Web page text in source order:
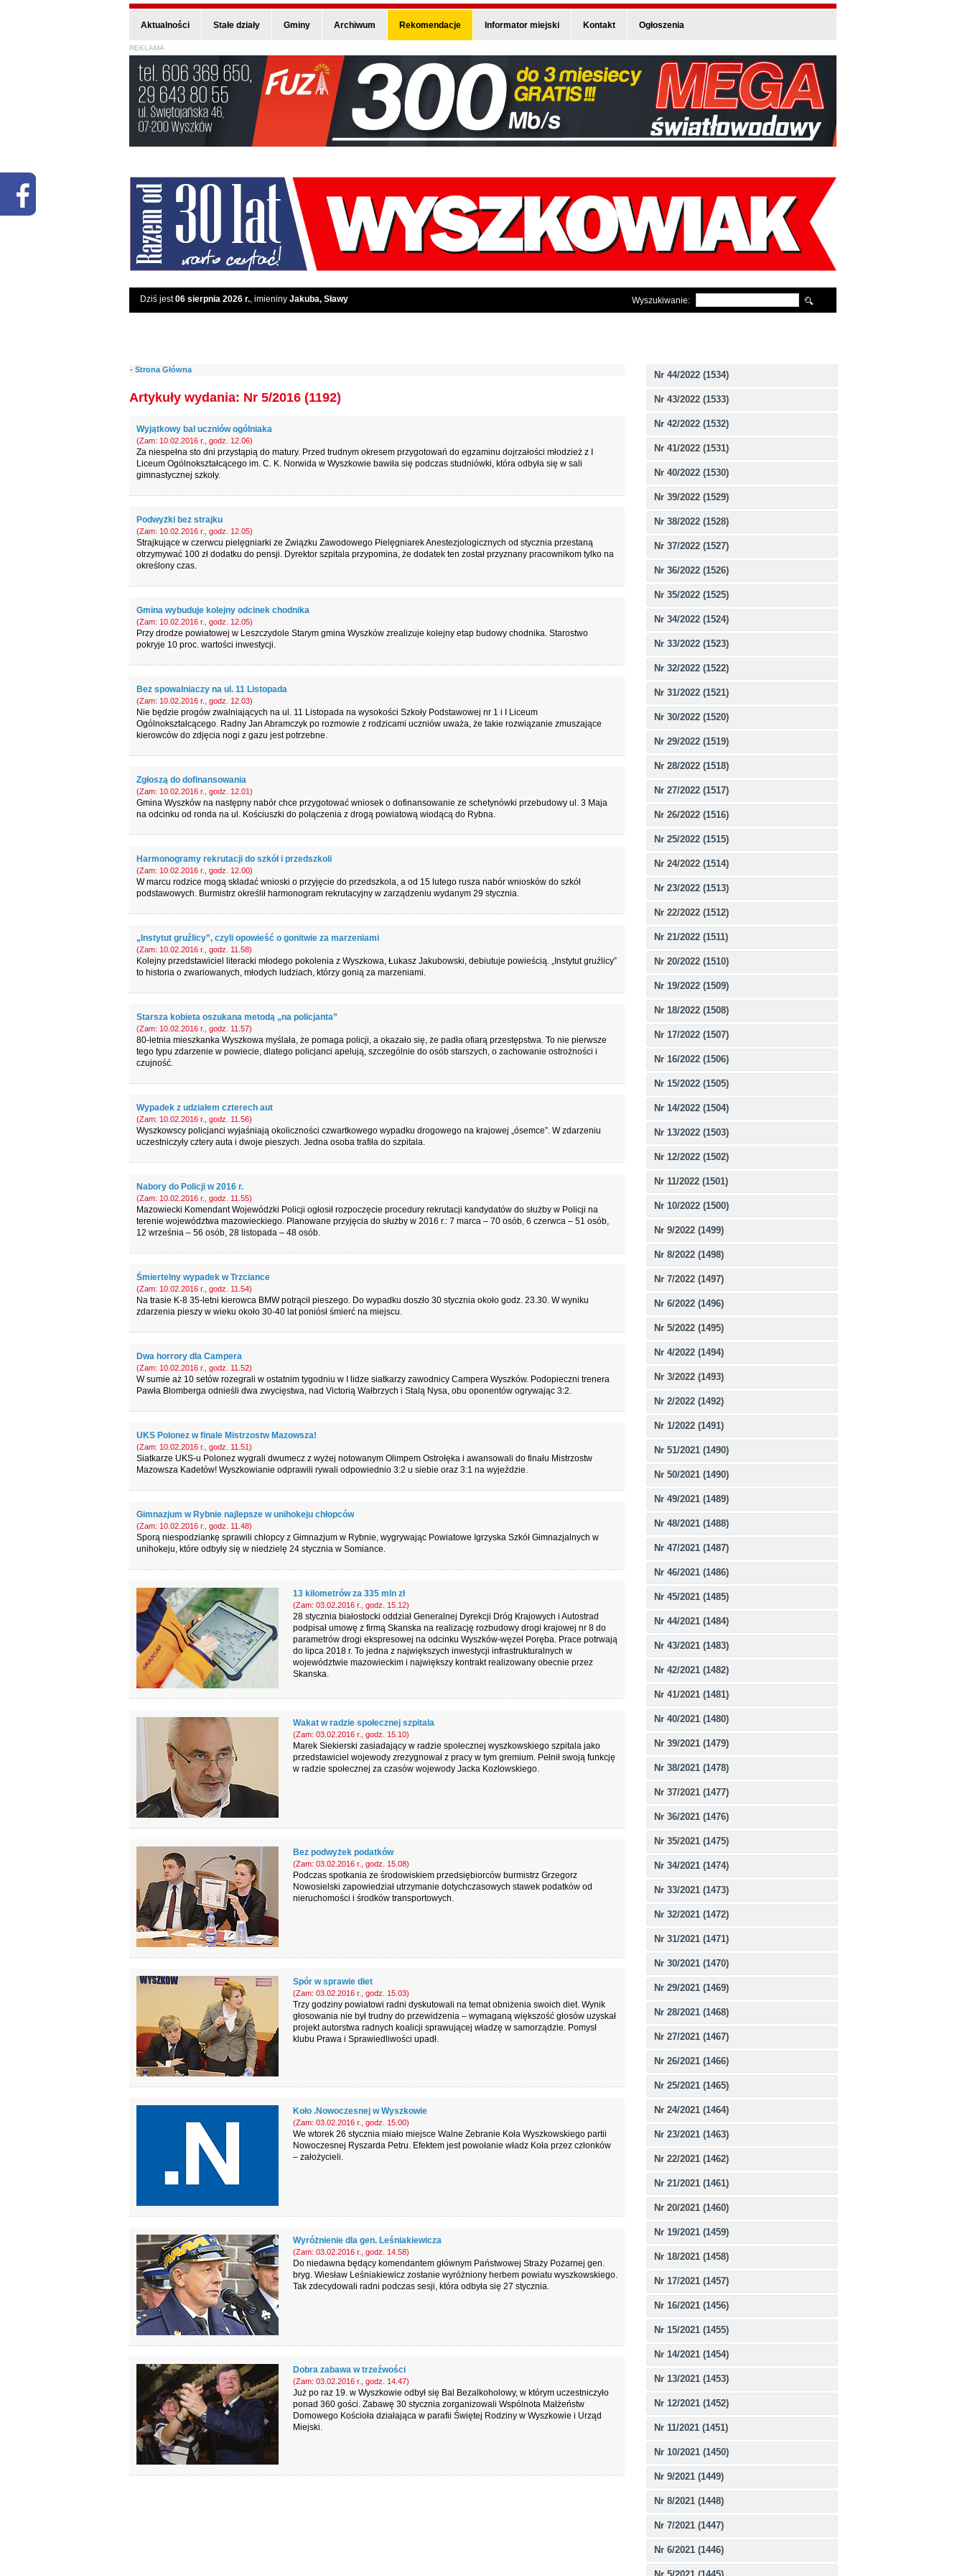
Aktualności Stałe działy Gminy Archiwum Rekomendacje Informator miejski Kontakt Ogłoszenia
REKLAMA
Dziś jest06 sierpnia 2026 r., imieniny Jakuba, Sławy Wyszukiwanie:
Nr 44/2022 (1534)
Nr 43/2022 (1533)
Nr 42/2022 (1532)
Nr 41/2022 (1531)
Nr 40/2022 (1530)
Nr 39/2022 (1529)
Nr 38/2022 (1528)
Nr 37/2022 (1527)
Nr 36/2022 (1526)
Nr 35/2022 (1525)
Nr 34/2022 (1524)
Nr 33/2022 (1523)
Nr 32/2022 (1522)
Nr 31/2022 (1521)
Nr 30/2022 (1520)
Nr 29/2022 (1519)
Nr 28/2022 (1518)
Nr 27/2022 (1517)
Nr 26/2022 (1516)
Nr 25/2022 (1515)
Nr 24/2022 (1514)
Nr 23/2022 (1513)
Nr 22/2022 (1512)
Nr 21/2022 (1511)
Nr 20/2022 (1510)
Nr 19/2022 (1509)
Nr 18/2022 (1508)
Nr 17/2022 (1507)
Nr 16/2022 (1506)
Nr 15/2022 (1505)
Nr 14/2022 (1504)
Nr 13/2022 (1503)
Nr 12/2022 (1502)
Nr 11/2022 (1501)
Nr 10/2022 (1500)
Nr 9/2022 (1499)
Nr 8/2022 (1498)
Nr 7/2022 (1497)
Nr 6/2022 (1496)
Nr 5/2022 (1495)
Nr 4/2022 (1494)
Nr 3/2022 (1493)
Nr 2/2022 (1492)
Nr 1/2022 (1491)
Nr 51/2021 (1490)
Nr 50/2021 (1490)
Nr 49/2021 (1489)
Nr 48/2021 (1488)
Nr 47/2021 (1487)
Nr 46/2021 (1486)
Nr 45/2021 (1485)
Nr 44/2021 (1484)
Nr 43/2021 (1483)
Nr 42/2021 (1482)
Nr 41/2021 (1481)
Nr 40/2021 (1480)
Nr 39/2021 (1479)
Nr 38/2021 (1478)
Nr 37/2021 (1477)
Nr 36/2021 (1476)
Nr 35/2021 (1475)
Nr 34/2021 (1474)
Nr 33/2021 (1473)
Nr 32/2021 (1472)
Nr 31/2021 (1471)
Nr 30/2021 (1470)
Nr 29/2021 (1469)
Nr 28/2021 (1468)
Nr 27/2021 (1467)
Nr 26/2021 (1466)
Nr 25/2021 (1465)
Nr 24/2021 (1464)
Nr 23/2021 (1463)
Nr 22/2021 (1462)
Nr 21/2021 (1461)
Nr 20/2021 (1460)
Nr 19/2021 (1459)
Nr 18/2021 (1458)
Nr 17/2021 (1457)
Nr 16/2021 (1456)
Nr 15/2021 (1455)
Nr 14/2021 (1454)
Nr 13/2021 (1453)
Nr 12/2021 (1452)
Nr 11/2021 (1451)
Nr 10/2021 (1450)
Nr 9/2021 (1449)
Nr 8/2021 (1448)
Nr 7/2021 (1447)
Nr 6/2021 (1446)
- Strona Główna
Artykuły wydania: Nr 5/2016 (1192)
Wyjątkowy bal uczniów ogólniaka
(Zam: 10.02.2016 r., godz. 12.06)
Za niespełna sto dni przystąpią do matury. Przed trudnym okresem przygotowań do egzaminu dojrzałości młodzież z I
Liceum Ogólnokształcącego im. C. K. Norwida w Wyszkowie bawiła się podczas studniówki, która odbyła się w sali
gimnastycznej szkoły.
Podwyżki bez strajku
(Zam: 10.02.2016 r., godz. 12.05)
Strajkujące w czerwcu pielęgniarki ze Związku Zawodowego Pielęgniarek Anestezjologicznych od stycznia przestaną
otrzymywać 100 zł dodatku do pensji. Dyrektor szpitala przypomina, że dodatek ten został przyznany pracownikom tylko na
określony czas.
Gmina wybuduje kolejny odcinek chodnika
(Zam: 10.02.2016 r., godz. 12.05)
Przy drodze powiatowej w Leszczydole Starym gmina Wyszków zrealizuje kolejny etap budowy chodnika. Starostwo
pokryje 10 proc. wartości inwestycji.
Bez spowalniaczy na ul. 11 Listopada
(Zam: 10.02.2016 r., godz. 12.03)
Nie będzie progów zwalniających na ul. 11 Listopada na wysokości Szkoły Podstawowej nr 1 i I Liceum
Ogólnokształcącego. Radny Jan Abramczyk po rozmowie z rodzicami uczniów uważa, że takie rozwiązanie zmuszające
kierowców do zdjęcia nogi z gazu jest potrzebne.
Zgłoszą do dofinansowania
(Zam: 10.02.2016 r., godz. 12.01)
Gmina Wyszków na następny nabór chce przygotować wniosek o dofinansowanie ze schetynówki przebudowy ul. 3 Maja
na odcinku od ronda na ul. Kościuszki do połączenia z drogą powiatową wiodącą do Rybna.
Harmonogramy rekrutacji do szkół i przedszkoli
(Zam: 10.02.2016 r., godz. 12.00)
W marcu rodzice mogą składać wnioski o przyjęcie do przedszkola, a od 15 lutego rusza nabór wniosków do szkół
podstawowych. Burmistrz określił harmonogram rekrutacyjny w zarządzeniu wydanym 29 stycznia.
„Instytut gruźlicy”, czyli opowieść o gonitwie za marzeniami
(Zam: 10.02.2016 r., godz. 11.58)
Kolejny przedstawiciel literacki młodego pokolenia z Wyszkowa, Łukasz Jakubowski, debiutuje powieścią. „Instytut gruźlicy”
to historia o zwariowanych, młodych ludziach, którzy gonią za marzeniami.
Starsza kobieta oszukana metodą „na policjanta”
(Zam: 10.02.2016 r., godz. 11.57)
80-letnia mieszkanka Wyszkowa myślała, że pomaga policji, a okazało się, że padła ofiarą przestępstwa. To nie pierwsze
tego typu zdarzenie w powiecie, dlatego policjanci apelują, szczególnie do osób starszych, o zachowanie ostrożności i
czujność.
Wypadek z udziałem czterech aut
(Zam: 10.02.2016 r., godz. 11.56)
Wyszkowscy policjanci wyjaśniają okoliczności czwartkowego wypadku drogowego na krajowej „ósemce”. W zdarzeniu
uczestniczyły cztery auta i dwoje pieszych. Jedna osoba trafiła do szpitala.
Nabory do Policji w 2016 r.
(Zam: 10.02.2016 r., godz. 11.55)
Mazowiecki Komendant Wojewódzki Policji ogłosił rozpoczęcie procedury rekrutacji kandydatów do służby w Policji na
terenie województwa mazowieckiego. Planowane przyjęcia do służby w 2016 r.: 7 marca – 70 osób, 6 czerwca – 51 osób,
12 września – 56 osób, 28 listopada – 48 osób.
Śmiertelny wypadek w Trzciance
(Zam: 10.02.2016 r., godz. 11.54)
Na trasie K-8 35-letni kierowca BMW potrącił pieszego. Do wypadku doszło 30 stycznia około godz. 23.30. W wyniku
zdarzenia pieszy w wieku około 30-40 lat poniósł śmierć na miejscu.
Dwa horrory dla Campera
(Zam: 10.02.2016 r., godz. 11.52)
W sumie aż 10 setów rozegrali w ostatnim tygodniu w I lidze siatkarzy zawodnicy Campera Wyszków. Podopieczni trenera
Pawła Blomberga odnieśli dwa zwycięstwa, nad Victorią Wałbrzych i Stalą Nysa, obu oponentów ogrywając 3:2.
UKS Polonez w finale Mistrzostw Mazowsza!
(Zam: 10.02.2016 r., godz. 11.51)
Siatkarze UKS-u Polonez wygrali dwumecz z wyżej notowanym Olimpem Ostrołęka i awansowali do finału Mistrzostw
Mazowsza Kadetów! Wyszkowianie odprawili rywali odpowiednio 3:2 u siebie oraz 3:1 na wyjeździe.
Gimnazjum w Rybnie najlepsze w unihokeju chłopców
(Zam: 10.02.2016 r., godz. 11.48)
Sporą niespodziankę sprawili chłopcy z Gimnazjum w Rybnie, wygrywając Powiatowe Igrzyska Szkół Gimnazjalnych w
unihokeju, które odbyły się w niedzielę 24 stycznia w Somiance.
13 kilometrów za 335 mln zł
(Zam: 03.02.2016 r., godz. 15.12)
28 stycznia białostocki oddział Generalnej Dyrekcji Dróg Krajowych i Autostrad
podpisał umowę z firmą Skanska na realizację rozbudowy drogi krajowej nr 8 do
parametrów drogi ekspresowej na odcinku Wyszków-węzeł Poręba. Prace potrwają
do lipca 2018 r. To jedna z największych inwestycji infrastrukturalnych w
województwie mazowieckim i największy kontrakt realizowany obecnie przez
Skanska.
Wakat w radzie społecznej szpitala
(Zam: 03.02.2016 r., godz. 15.10)
Marek Siekierski zasiadający w radzie społecznej wyszkowskiego szpitala jako
przedstawiciel wojewody zrezygnował z pracy w tym gremium. Pełnił swoją funkcję
w radzie społecznej za czasów wojewody Jacka Kozłowskiego.
Bez podwyżek podatków
(Zam: 03.02.2016 r., godz. 15.08)
Podczas spotkania ze środowiskiem przedsiębiorców burmistrz Grzegorz
Nowosielski zapowiedział utrzymanie dotychczasowych stawek podatków od
nieruchomości i środków transportowych.
Spór w sprawie diet
(Zam: 03.02.2016 r., godz. 15.03)
Trzy godziny powiatowi radni dyskutowali na temat obniżenia swoich diet. Wynik
głosowania nie był trudny do przewidzenia – wymaganą większość głosów uzyskał
projekt autorstwa radnych koalicji sprawującej władzę w samorządzie. Pomysł
klubu Prawa i Sprawiedliwości upadł.
Koło .Nowoczesnej w Wyszkowie
(Zam: 03.02.2016 r., godz. 15.00)
We wtorek 26 stycznia miało miejsce Walne Zebranie Koła Wyszkowskiego partii
Nowoczesnej Ryszarda Petru. Efektem jest powołanie władz Koła przez członków
– założycieli.
Wyróżnienie dla gen. Leśniakiewicza
(Zam: 03.02.2016 r., godz. 14.58)
Do niedawna będący komendantem głównym Państwowej Straży Pożarnej gen.
bryg. Wiesław Leśniakiewicz zostanie wyróżniony herbem powiatu wyszkowskiego.
Tak zdecydowali radni podczas sesji, która odbyła się 27 stycznia.
Dobra zabawa w trzeźwości
(Zam: 03.02.2016 r., godz. 14.47)
Już po raz 19. w Wyszkowie odbył się Bal Bezalkoholowy, w którym uczestniczyło
ponad 360 gości. Zabawę 30 stycznia zorganizowali Wspólnota Małżeństw
Domowego Kościoła działająca w parafii Świętej Rodziny w Wyszkowie i Urząd
Miejski.